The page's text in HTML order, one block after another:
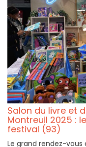
Salon du livre et
Montreuil 2025 :
festival (93)
Le grand rendez-